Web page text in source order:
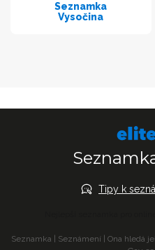
Seznamka
Vysočina
Tipy k
Seznamka Seznámení Ona hledá